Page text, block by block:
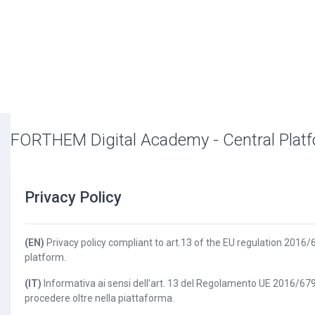
FORTHEM Digital Academy - Central
Privacy Policy
(EN) Privacy policy compliant to art.13 of the EU regulation
platform.
(IT) Informativa ai sensi dell’art. 13 del Regolamento UE 2016/
procedere oltre nella piattaforma.